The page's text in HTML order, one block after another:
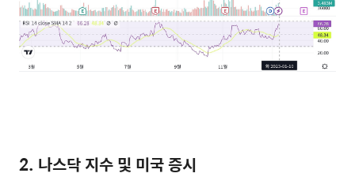
2. 나스닥 지수 및 미국 증시